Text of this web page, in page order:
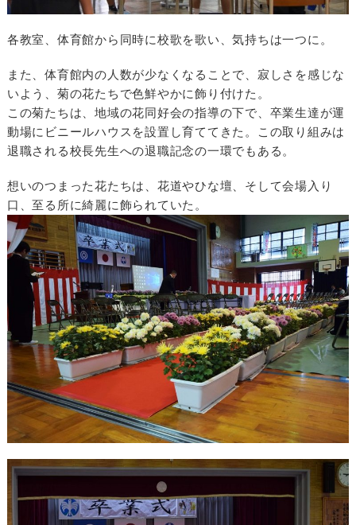
各教室、体育館から同時に校歌を歌い、気持ちは一つに。
また、体育館内の人数が少なくなることで、寂しさを感じな
いよう、菊の花たちで色鮮やかに飾り付けた。
この菊たちは、地域の花同好会の指導の下で、卒業生達が運
動場にビニールハウスを設置し育ててきた。この取り組みは
退職される校長先生への退職記念の一環でもある。
想いのつまった花たちは、花道やひな壇、そして会場入り
口、至る所に綺麗に飾られていた。